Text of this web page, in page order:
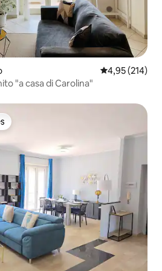
4,95 de uma
4,95 (214)
"a casa di Carolina"